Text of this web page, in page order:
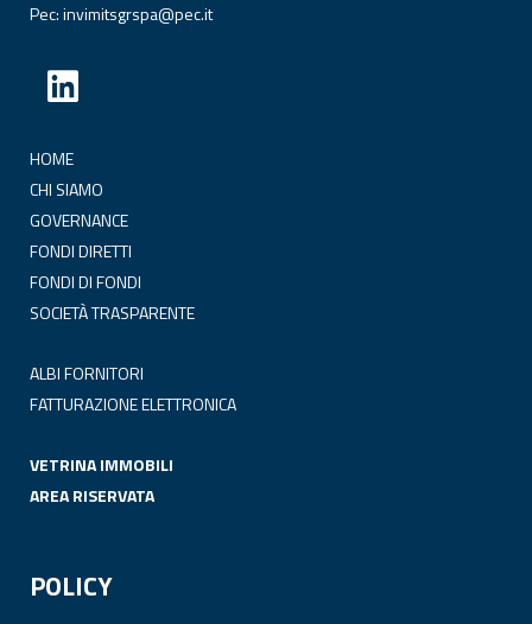
Pec:invimitsgrspa@pec.it
HOME
CHI SIAMO
GOVERNANCE
FONDI DIRETTI
FONDI DI FONDI
SOCIETÀ TRASPARENTE
ALBI FORNITORI
FATTURAZIONE ELETTRONICA
VETRINA IMMOBILI
AREA RISERVATA
POLICY